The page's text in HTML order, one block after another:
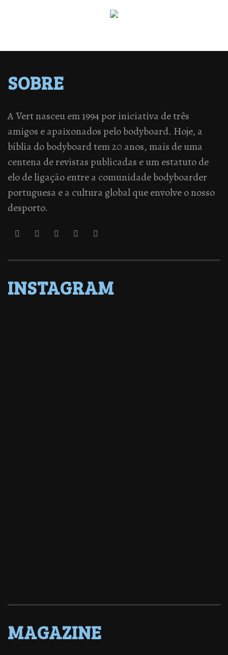
SOBRE
A Vert nasceu em 1994 por iniciativa de três
amigos e apaixonados pelo bodyboard. Hoje, a
bíblia do bodyboard tem 20 anos, mais de uma
centena de revistas publicadas e um estatuto de
elo de ligação entre a comunidade bodyboarder
portuguesa e a cultura global que envolve o nosso
desporto.
INSTAGRAM
MAGAZINE